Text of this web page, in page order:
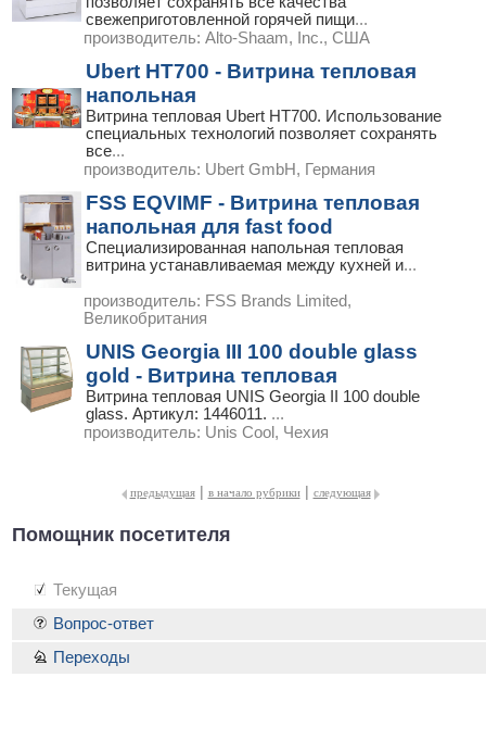
свежеприготовленной горячей пищи...
производитель: Alto-Shaam, Inc., США
Ubert HT700 - Витрина тепловая
напольная
Витрина тепловая Ubert HT700. Использование
специальных технологий позволяет сохранять
все...
производитель: Ubert GmbH, Германия
FSS EQVIMF - Витрина тепловая
напольная для fast food
Специализированная напольная тепловая
витрина устанавливаемая между кухней и...
производитель: FSS Brands Limited,
Великобритания
UNIS Georgia III 100 double glass
gold - Витрина тепловая
Витрина тепловая UNIS Georgia II 100 double
glass. Артикул: 1446011. ...
производитель: Unis Cool, Чехия
предыдущая | в начало рубрики | следующая
Помощник посетителя
Текущая
Вопрос-ответ
Переходы